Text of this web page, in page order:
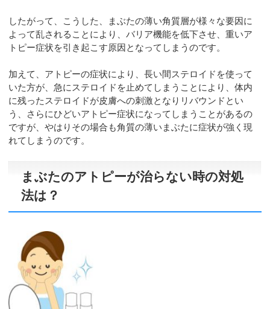
したがって、こうした、まぶたの薄い角質層が様々な要因に
よって乱されることにより、バリア機能を低下させ、重いア
トピー症状を引き起こす原因となってしまうのです。
加えて、アトピーの症状により、長い間ステロイドを使って
いた方が、急にステロイドを止めてしまうことにより、体内
に残ったステロイドが皮膚への刺激となりリバウンドとい
う、さらにひどいアトピー症状になってしまうことがあるの
ですが、やはりその場合も角質の薄いまぶたに症状が強く現
れてしまうのです。
まぶたのアトピーが治らない時の対処
法は？